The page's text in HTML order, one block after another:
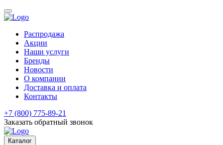
Распродажа
Акции
Наши услуги
Бренды
Новости
О компании
Доставка и оплата
Контакты
+7 (800) 775-89-21
Заказать обратный звонок
Каталог